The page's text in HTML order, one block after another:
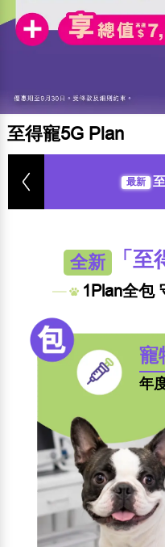
至得寵5G Plan
最新
全新 「至
1Plan全包
寵
年